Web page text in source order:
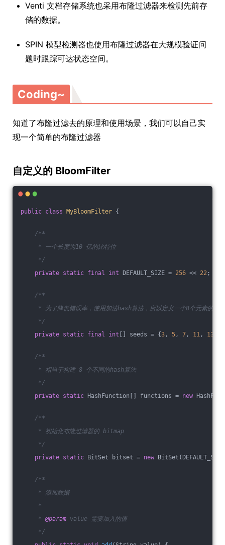
Venti 文档存储系统也采用布隆过滤器来检测先前存
储的数据。
SPIN 模型检测器也使用布隆过滤器在大规模验证问
题时跟踪可达状态空间。
Coding~
知道了布隆过滤去的原理和使用场景，我们可以自己实
现一个简单的布隆过滤器
自定义的 BloomFilter
public class MyBloomFilter {
/**
* 一个长度为10 亿的比特位
*/
private static final int DEFAULT_SIZE = 256 << 22;
/**
* 为了降低错误率，使用加法hash算法，所以定义一个8个元素的质
*/
private static final int [] seeds = {3, 5, 7, 11, 13
/**
* 相当于构建 8 个不同的hash算法
*/
private static HashFunction[] functions = new
/**
* 初始化布隆过滤器的 bitmap
*/
private static BitSet bitset = new
/**
* 添加数据
*
* @param value 需要加入的值
*/